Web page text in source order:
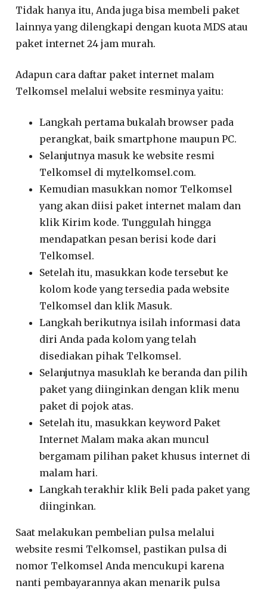
Tidak hanya itu, Anda juga bisa membeli paket
lainnya yang dilengkapi dengan kuota MDS atau
paket internet 24 jam murah.
Adapun cara daftar paket internet malam
Telkomsel melalui website resminya yaitu:
Langkah pertama bukalah browser pada
perangkat, baik smartphone maupun PC.
Selanjutnya masuk ke website resmi
Telkomsel di my.telkomsel.com.
Kemudian masukkan nomor Telkomsel
yang akan diisi paket internet malam dan
klik Kirim kode. Tunggulah hingga
mendapatkan pesan berisi kode dari
Telkomsel.
Setelah itu, masukkan kode tersebut ke
kolom kode yang tersedia pada website
Telkomsel dan klik Masuk.
Langkah berikutnya isilah informasi data
diri Anda pada kolom yang telah
disediakan pihak Telkomsel.
Selanjutnya masuklah ke beranda dan pilih
paket yang diinginkan dengan klik menu
paket di pojok atas.
Setelah itu, masukkan keyword Paket
Internet Malam maka akan muncul
bergamam pilihan paket khusus internet di
malam hari.
Langkah terakhir klik Beli pada paket yang
diinginkan.
Saat melakukan pembelian pulsa melalui
website resmi Telkomsel, pastikan pulsa di
nomor Telkomsel Anda mencukupi karena
nanti pembayarannya akan menarik pulsa